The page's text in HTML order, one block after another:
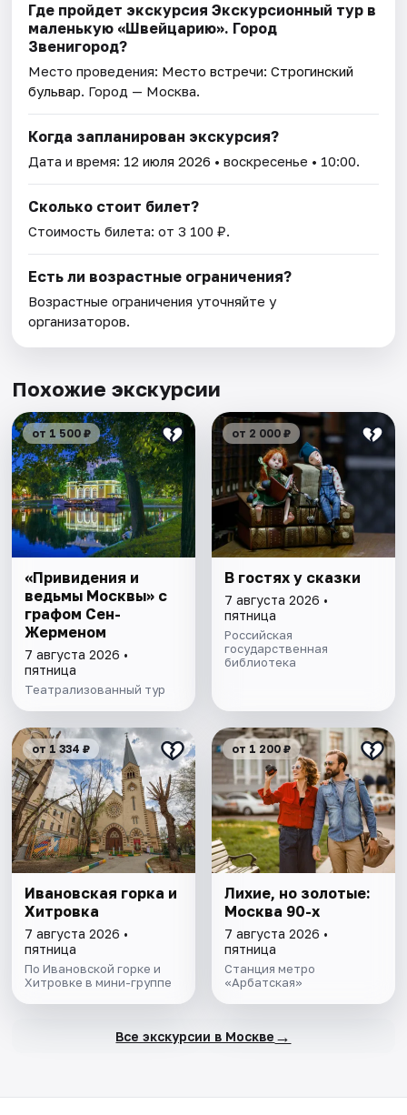
Где пройдет экскурсия Экскурсионный тур в
маленькую «Швейцарию». Город
Звенигород?
Место проведения: Место встречи: Строгинский
бульвар. Город — Москва.
Когда запланирован экскурсия?
Дата и время: 12 июля 2026 • воскресенье • 10:00.
Сколько стоит билет?
Стоимость билета: от 3 100 ₽.
Есть ли возрастные ограничения?
Возрастные ограничения уточняйте у
организаторов.
Похожие экскурсии
от 1 500 ₽
«Привидения и
ведьмы Москвы» с
графом Сен-
Жерменом
7 августа 2026 •
пятница
Театрализованный тур
от 2 000 ₽
В гостях у сказки
7 августа 2026 •
пятница
Российская
государственная
библиотека
от 1 334 ₽
Ивановская горка и
Хитровка
7 августа 2026 •
пятница
По Ивановской горке и
Хитровке в мини-группе
от 1 200 ₽
Лихие, но золотые:
Москва 90-х
7 августа 2026 •
пятница
Станция метро
«Арбатская»
Все экскурсии в Москве →